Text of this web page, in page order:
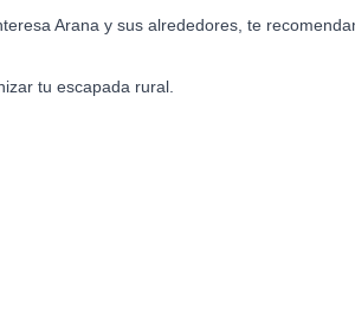
Arana y sus alrededores, te
tu escapada rural.